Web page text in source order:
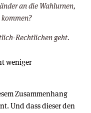
an die Wahlurnen,
Rechtlichen geht.
weniger
Zusammenhang
Und dass dieser den